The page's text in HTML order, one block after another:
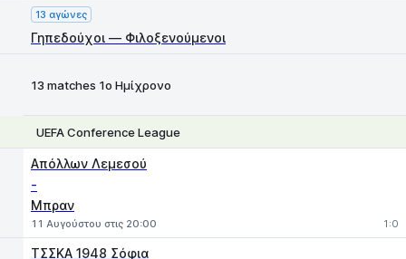
13 αγώνες
Γηπεδούχοι — Φιλοξενούμενοι
13 matches 1ο Ημίχρονο
UEFA Conference League
Απόλλων Λεμεσού
-
Μπραν
11 Αυγούστου στις 20:00 1:0
ΤΣΣΚΑ 1948 Σόφια